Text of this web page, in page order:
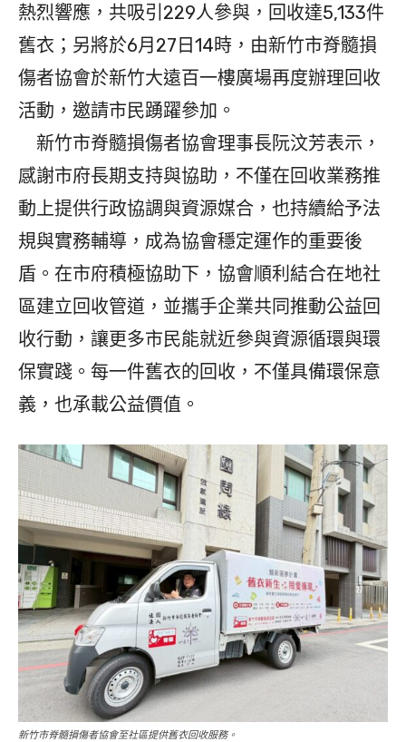
熱烈響應，共吸引229人參與，回收達5,133件
舊衣；另將於6月27日14時，由新竹市脊髓損
傷者協會於新竹大遠百一樓廣場再度辦理回收
活動，邀請市民踴躍參加。
新竹市脊髓損傷者協會理事長阮汶芳表示，
感謝市府長期支持與協助，不僅在回收業務推
動上提供行政協調與資源媒合，也持續給予法
規與實務輔導，成為協會穩定運作的重要後
盾。在市府積極協助下，協會順利結合在地社
區建立回收管道，並攜手企業共同推動公益回
收行動，讓更多市民能就近參與資源循環與環
保實踐。每一件舊衣的回收，不僅具備環保意
義，也承載公益價值。
新竹市脊髓損傷者協會至社區提供舊衣回收服務。